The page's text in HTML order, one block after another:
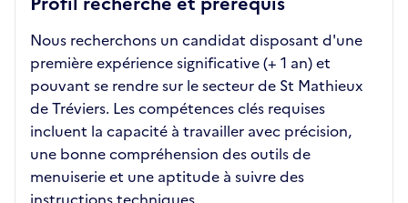
Nous recherchons un candidat disposant d'une
première expérience significative (+ 1 an) et
pouvant se rendre sur le secteur de St Mathieux
de Tréviers. Les compétences clés requises
incluent la capacité à travailler avec précision,
une bonne compréhension des outils de
menuiserie et une aptitude à suivre des